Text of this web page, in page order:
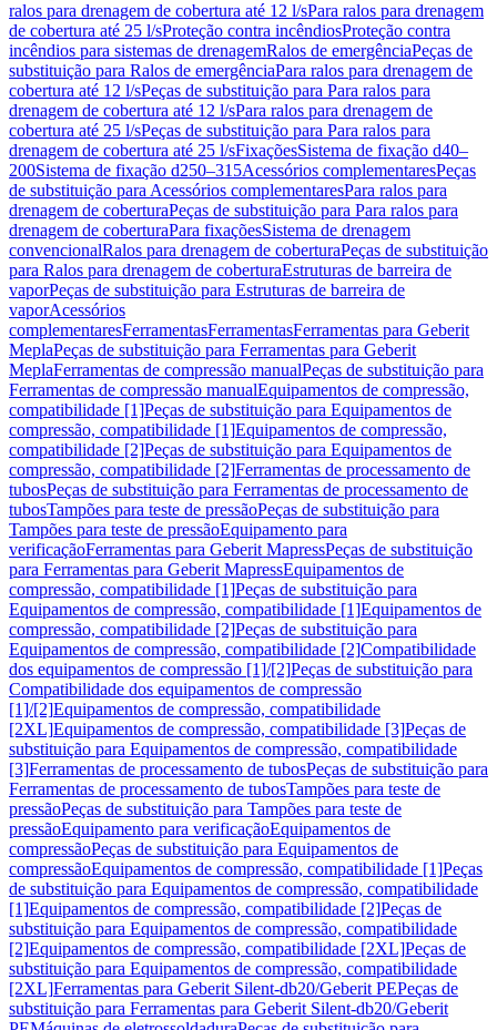
ralos para drenagem de cobertura até 12 l/sPara ralos para drenagem
de cobertura até 25 l/sProteção contra incêndiosProteção contra
incêndios para sistemas de drenagemRalos de emergênciaPeças de
substituição para Ralos de emergênciaPara ralos para drenagem de
cobertura até 12 l/sPeças de substituição para Para ralos para
drenagem de cobertura até 12 l/sPara ralos para drenagem de
cobertura até 25 l/sPeças de substituição para Para ralos para
drenagem de cobertura até 25 l/sFixaçõesSistema de fixação d40–
200Sistema de fixação d250–315Acessórios complementaresPeças
de substituição para Acessórios complementaresPara ralos para
drenagem de coberturaPeças de substituição para Para ralos para
drenagem de coberturaPara fixaçõesSistema de drenagem
convencionalRalos para drenagem de coberturaPeças de substituição
para Ralos para drenagem de coberturaEstruturas de barreira de
vaporPeças de substituição para Estruturas de barreira de
vaporAcessórios
complementaresFerramentasFerramentasFerramentas para Geberit
MeplaPeças de substituição para Ferramentas para Geberit
MeplaFerramentas de compressão manualPeças de substituição para
Ferramentas de compressão manualEquipamentos de compressão,
compatibilidade [1]Peças de substituição para Equipamentos de
compressão, compatibilidade [1]Equipamentos de compressão,
compatibilidade [2]Peças de substituição para Equipamentos de
compressão, compatibilidade [2]Ferramentas de processamento de
tubosPeças de substituição para Ferramentas de processamento de
tubosTampões para teste de pressãoPeças de substituição para
Tampões para teste de pressãoEquipamento para
verificaçãoFerramentas para Geberit MapressPeças de substituição
para Ferramentas para Geberit MapressEquipamentos de
compressão, compatibilidade [1]Peças de substituição para
Equipamentos de compressão, compatibilidade [1]Equipamentos de
compressão, compatibilidade [2]Peças de substituição para
Equipamentos de compressão, compatibilidade [2]Compatibilidade
dos equipamentos de compressão [1]/[2]Peças de substituição para
Compatibilidade dos equipamentos de compressão
[1]/[2]Equipamentos de compressão, compatibilidade
[2XL]Equipamentos de compressão, compatibilidade [3]Peças de
substituição para Equipamentos de compressão, compatibilidade
[3]Ferramentas de processamento de tubosPeças de substituição para
Ferramentas de processamento de tubosTampões para teste de
pressãoPeças de substituição para Tampões para teste de
pressãoEquipamento para verificaçãoEquipamentos de
compressãoPeças de substituição para Equipamentos de
compressãoEquipamentos de compressão, compatibilidade [1]Peças
de substituição para Equipamentos de compressão, compatibilidade
[1]Equipamentos de compressão, compatibilidade [2]Peças de
substituição para Equipamentos de compressão, compatibilidade
[2]Equipamentos de compressão, compatibilidade [2XL]Peças de
substituição para Equipamentos de compressão, compatibilidade
[2XL]Ferramentas para Geberit Silent-db20/Geberit PEPeças de
substituição para Ferramentas para Geberit Silent-db20/Geberit